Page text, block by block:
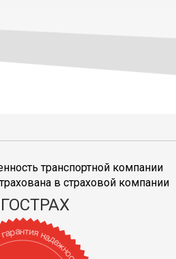
транспортной компании
в страховой компании